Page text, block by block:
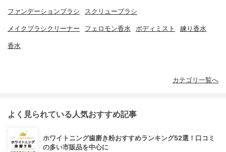
ファンデーションブラシ スクリューブラシ
メイクブラシクリーナー フェロモン香水 ボディミスト 練り香水
香水
カテゴリ一覧へ
よく見られている人気おすすめ記事
ホワイトニング歯磨き粉おすすめランキング52選！口コミ
の多い市販品を中心に